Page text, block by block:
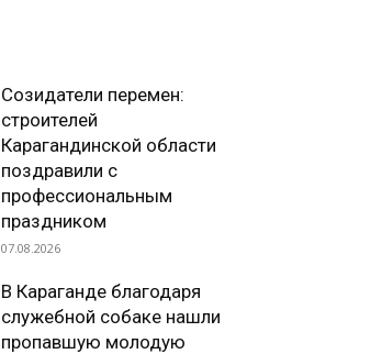
Созидатели перемен:
строителей
Карагандинской области
поздравили с
профессиональным
праздником
07.08.2026
В Караганде благодаря
служебной собаке нашли
пропавшую молодую